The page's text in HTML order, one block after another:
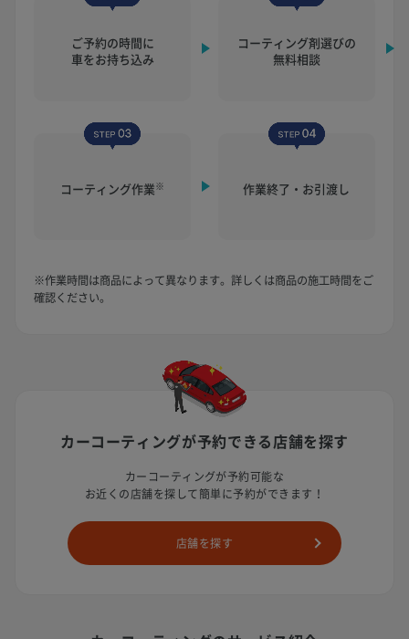
ご予約の時間に
車をお持ち込み
コーティング剤選びの
無料相談
コーティング作業※ 作業終了・お引渡し
※作業時間は商品によって異なります。詳しくは商品の施工時間をご
確認ください。
カーコーティングが予約できる店舗を探す
カーコーティングが予約可能な
お近くの店舗を探して簡単に予約ができます！
店舗を探す